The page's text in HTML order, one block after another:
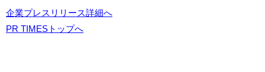
企業プレスリリース詳細へ
PR TIMESトップへ